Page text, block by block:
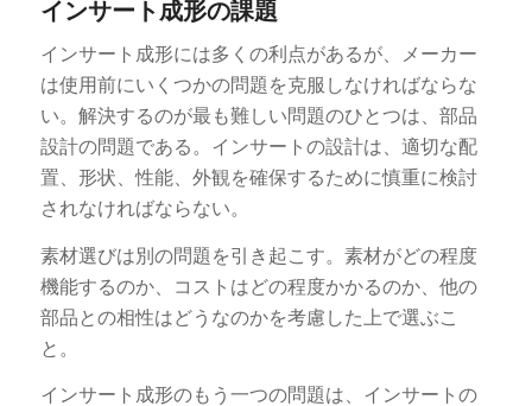
インサート成形の課題
インサート成形には多くの利点があるが、メーカー
は使用前にいくつかの問題を克服しなければならな
い。解決するのが最も難しい問題のひとつは、部品
設計の問題である。インサートの設計は、適切な配
置、形状、性能、外観を確保するために慎重に検討
されなければならない。
素材選びは別の問題を引き起こす。素材がどの程度
機能するのか、コストはどの程度かかるのか、他の
部品との相性はどうなのかを考慮した上で選ぶこ
と。
インサート成形のもう一つの問題は、インサートの